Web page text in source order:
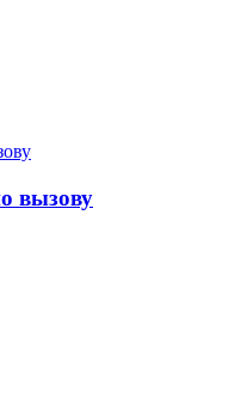
вызову